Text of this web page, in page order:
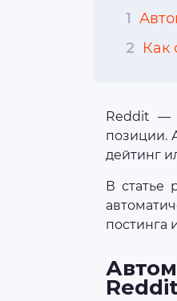
1
2 Как
Reddit —
позиции.
дейтинг
В статье
постинга